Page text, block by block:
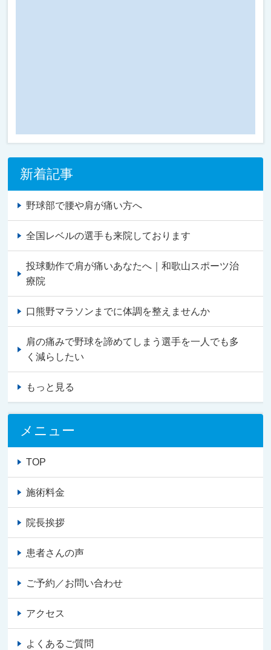
新着記事
野球部で腰や肩が痛い方へ
全国レベルの選手も来院しております
投球動作で肩が痛いあなたへ｜和歌山スポーツ治
療院
口熊野マラソンまでに体調を整えませんか
肩の痛みで野球を諦めてしまう選手を一人でも多
く減らしたい
もっと見る
メニュー
TOP
施術料金
院長挨拶
患者さんの声
ご予約／お問い合わせ
アクセス
よくあるご質問